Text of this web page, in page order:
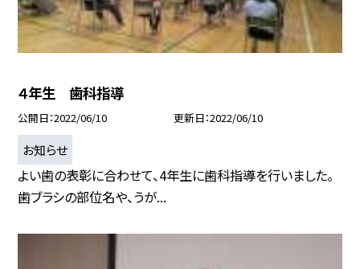
４年生 歯科指導
公開日 2022/06/10 更新日 2022/06/10
お知らせ
よい歯の表彰に合わせて、4年生に歯科指導を行いました。
歯ブラシの部位名や、うが...